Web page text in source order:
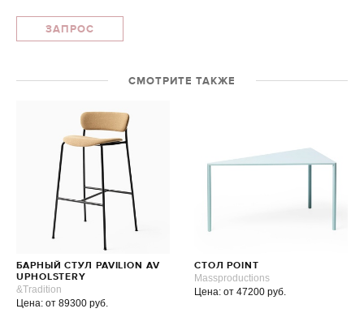
ЗАПРОС
СМОТРИТЕ ТАКЖЕ
БАРНЫЙ СТУЛ PAVILION AV
UPHOLSTERY
&Tradition
Цена: от 89300 руб.
СТОЛ POINT
Massproductions
Цена: от 47200 руб.